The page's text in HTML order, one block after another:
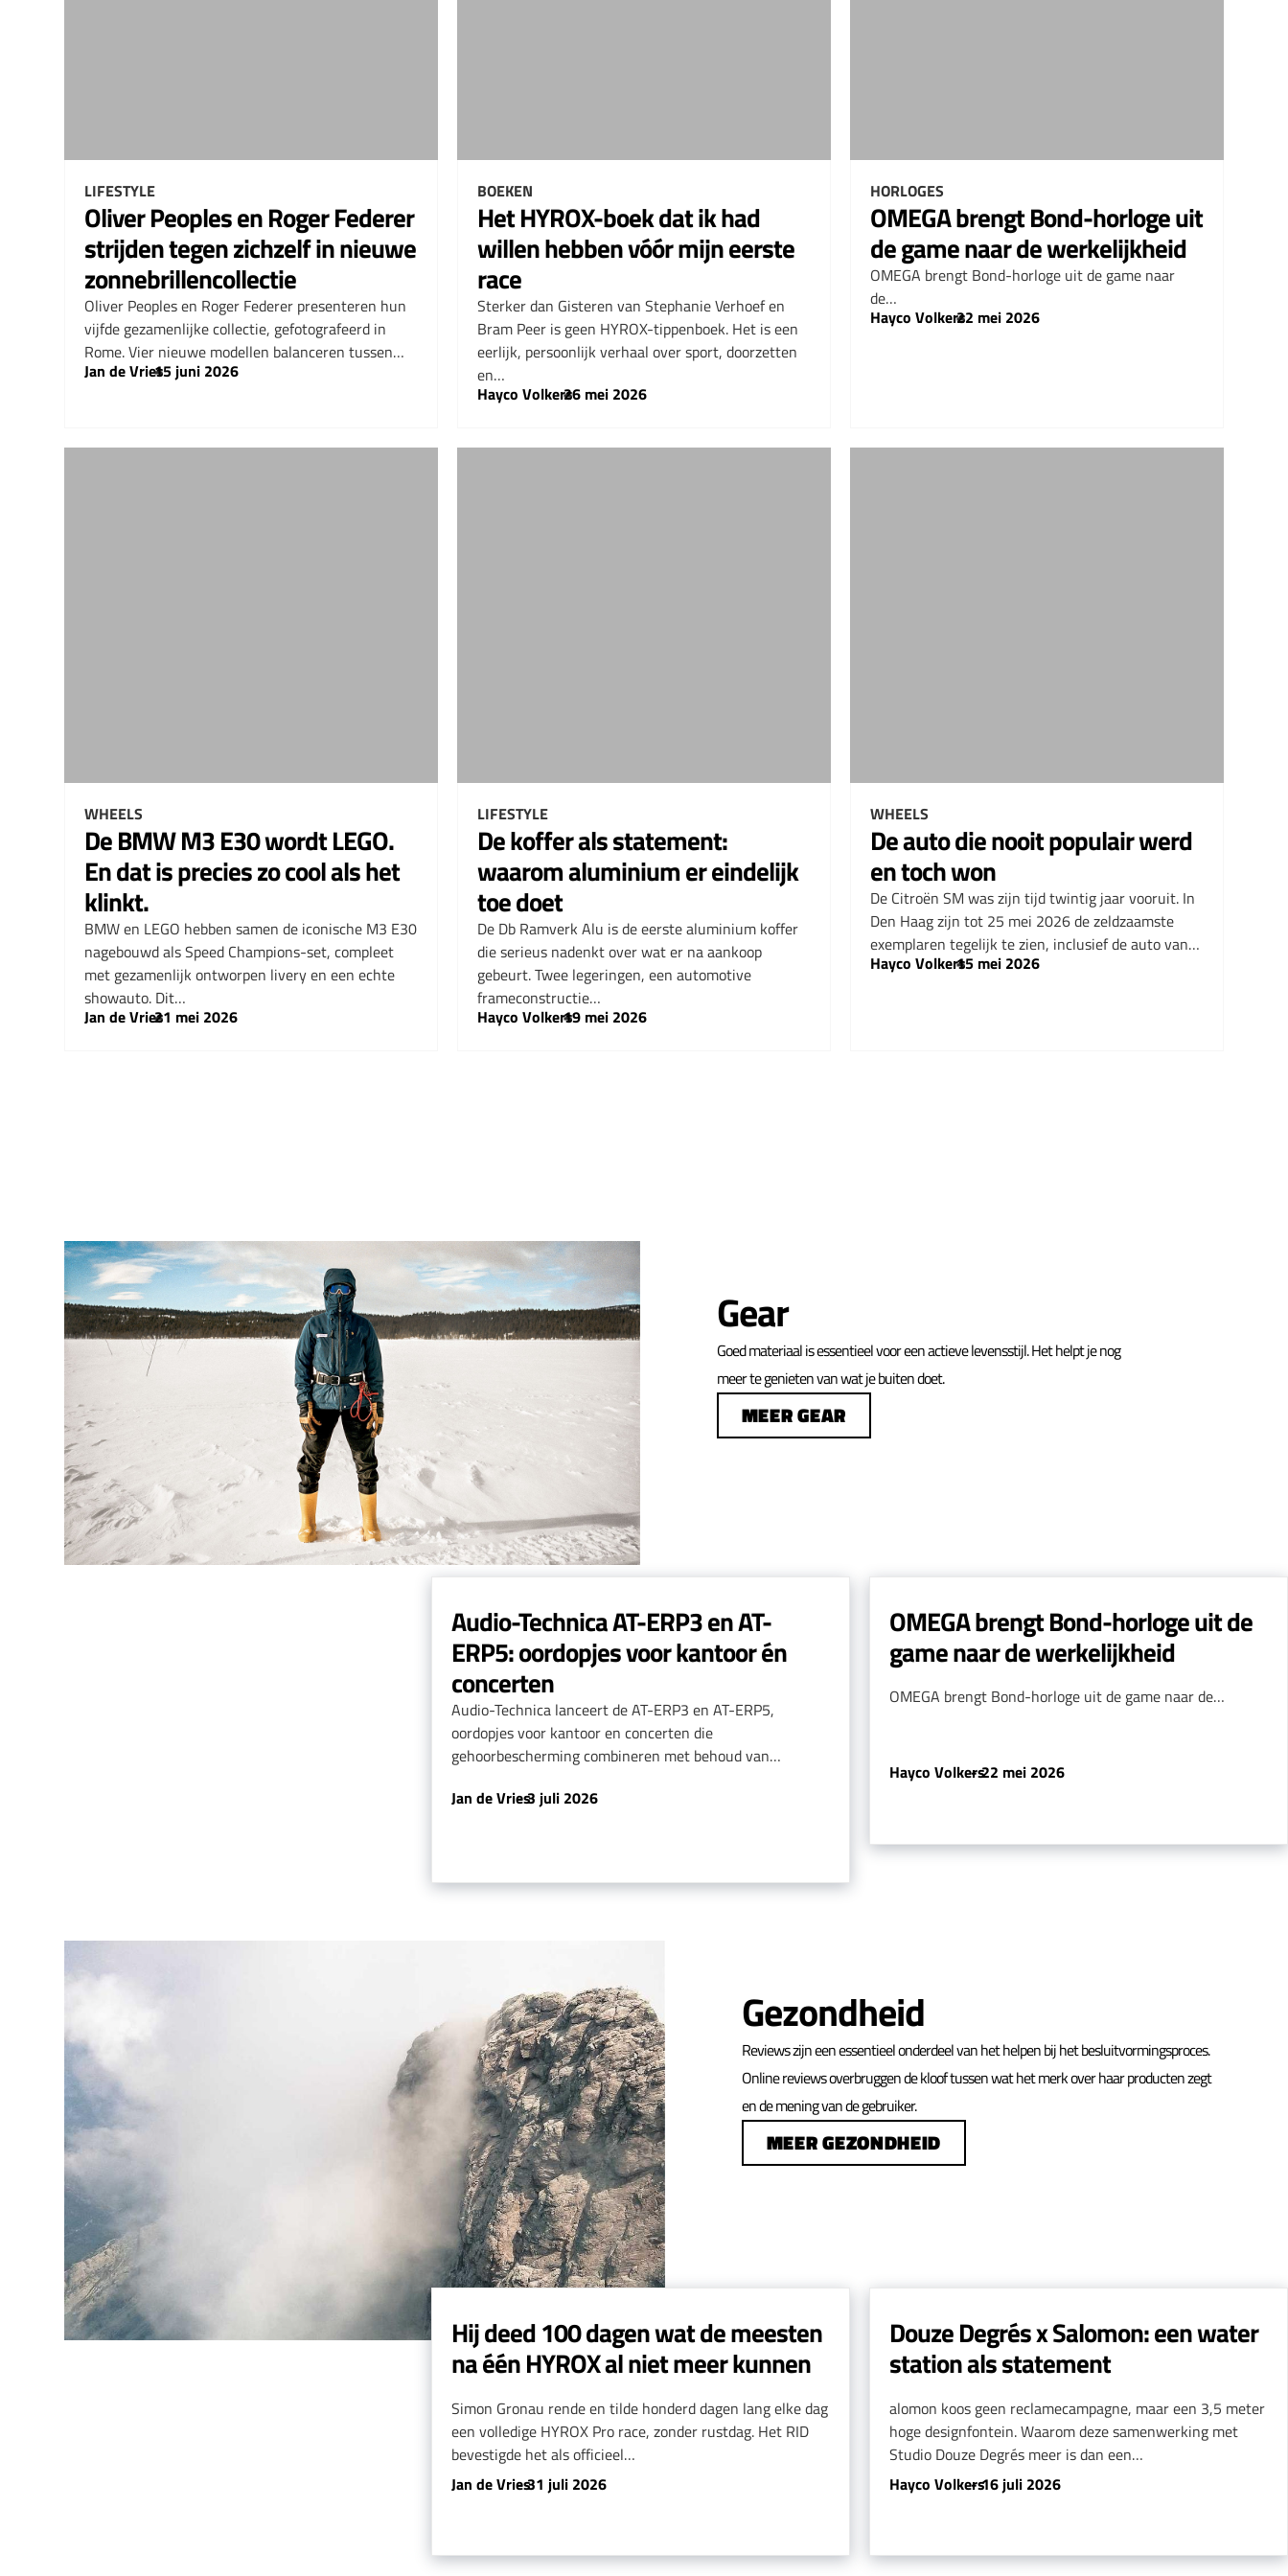
LIFESTYLE
Oliver Peoples en Roger Federer
strijden tegen zichzelf in nieuwe
zonnebrillencollectie
Oliver Peoples en Roger Federer presenteren hun
vijfde gezamenlijke collectie, gefotografeerd in
Rome. Vier nieuwe modellen balanceren tussen…
Jan de Vries
–
15 juni 2026
BOEKEN
Het HYROX-boek dat ik had
willen hebben vóór mijn eerste
race
Sterker dan Gisteren van Stephanie Verhoef en
Bram Peer is geen HYROX-tippenboek. Het is een
eerlijk, persoonlijk verhaal over sport, doorzetten
en…
Hayco Volkers
–
26 mei 2026
HORLOGES
OMEGA brengt Bond-horloge uit
de game naar de werkelijkheid
OMEGA brengt Bond-horloge uit de game naar
de…
Hayco Volkers
–
22 mei 2026
WHEELS
De BMW M3 E30 wordt LEGO.
En dat is precies zo cool als het
klinkt.
BMW en LEGO hebben samen de iconische M3 E30
nagebouwd als Speed Champions-set, compleet
met gezamenlijk ontworpen livery en een echte
showauto. Dit…
Jan de Vries
–
21 mei 2026
LIFESTYLE
De koffer als statement:
waarom aluminium er eindelijk
toe doet
De Db Ramverk Alu is de eerste aluminium koffer
die serieus nadenkt over wat er na aankoop
gebeurt. Twee legeringen, een automotive
frameconstructie…
Hayco Volkers
–
19 mei 2026
WHEELS
De auto die nooit populair werd
en toch won
De Citroën SM was zijn tijd twintig jaar vooruit. In
Den Haag zijn tot 25 mei 2026 de zeldzaamste
exemplaren tegelijk te zien, inclusief de auto van…
Hayco Volkers
–
15 mei 2026
Gear
Goed materiaal is essentieel voor een actieve levensstijl. Het helpt je nog
meer te genieten van wat je buiten doet.
MEER GEAR
Audio-Technica AT-ERP3 en AT-
ERP5: oordopjes voor kantoor én
concerten
Audio-Technica lanceert de AT-ERP3 en AT-ERP5,
oordopjes voor kantoor en concerten die
gehoorbescherming combineren met behoud van…
Jan de Vries
-3 juli 2026
OMEGA brengt Bond-horloge uit de
game naar de werkelijkheid
OMEGA brengt Bond-horloge uit de game naar de…
Hayco Volkers
-22 mei 2026
Gezondheid
Reviews zijn een essentieel onderdeel van het helpen bij het besluitvormingsproces.
Online reviews overbruggen de kloof tussen wat het merk over haar producten zegt
en de mening van de gebruiker.
MEER GEZONDHEID
Hij deed 100 dagen wat de meesten
na één HYROX al niet meer kunnen
Simon Gronau rende en tilde honderd dagen lang elke dag
een volledige HYROX Pro race, zonder rustdag. Het RID
bevestigde het als officieel…
Jan de Vries
-31 juli 2026
Douze Degrés x Salomon: een water
station als statement
alomon koos geen reclamecampagne, maar een 3,5 meter
hoge designfontein. Waarom deze samenwerking met
Studio Douze Degrés meer is dan een…
Hayco Volkers
-16 juli 2026